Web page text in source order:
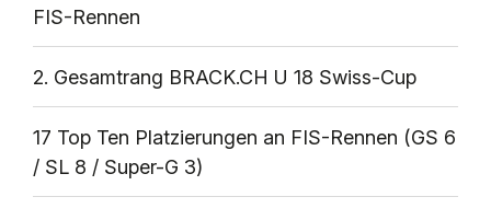
FIS-Rennen
2. Gesamtrang BRACK.CH U 18 Swiss-Cup
17 Top Ten Platzierungen an FIS-Rennen (GS 6
/ SL 8 / Super-G 3)